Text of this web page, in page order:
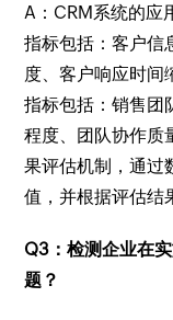
A：CRM系统的应
指标包括：客户信
度、客户响应时间
指标包括：销售团
程度、团队协作质
果评估机制，通过
值，并根据评估结
Q3：检测企业在
题？